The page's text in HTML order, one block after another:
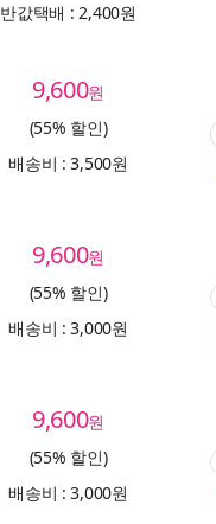
반값택배 : 2,400원
9,600원
(55% 할인)
배송비 : 3,500원
9,600원
(55% 할인)
배송비 : 3,000원
9,600원
(55% 할인)
배송비 : 3,000원